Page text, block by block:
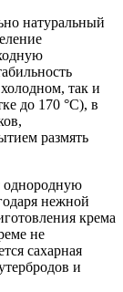
натуральный
так и
до 170 °С), в
размять
однородную
нежной
крема
не
сахарная
и